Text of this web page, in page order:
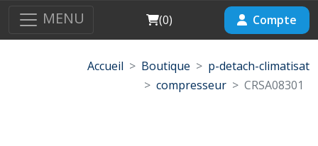
MENU Cart
(0) Compte
Accueil Boutique
p-detach-climatisat
compresseur
CRSA08301